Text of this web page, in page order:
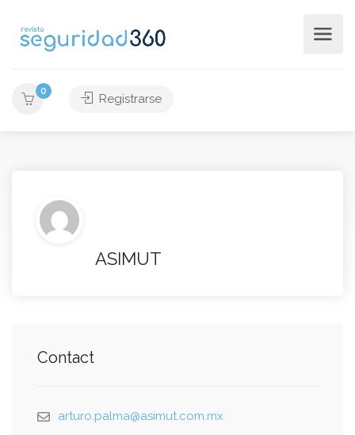
0
Registrarse
ASIMUT
Contact
arturo.palma@asimut.com.mx